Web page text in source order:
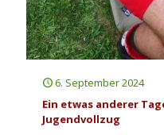
6. September 2024
Ein etwas anderer
Jugendvollzug